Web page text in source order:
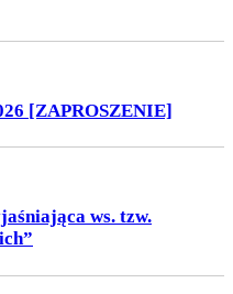
[ZAPROSZENIE]
ws. tzw.